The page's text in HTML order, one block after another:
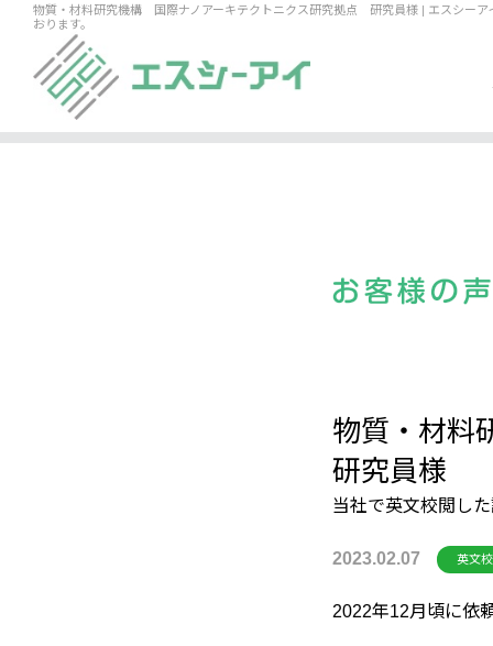
物質・材料研究機構 国際ナノアーキテクトニクス研究拠点 研究員様 | エスシーア
おります。
物質・材
研究員様
当社で英文校閲し
2023.02.07 英文
2022年12月頃に依